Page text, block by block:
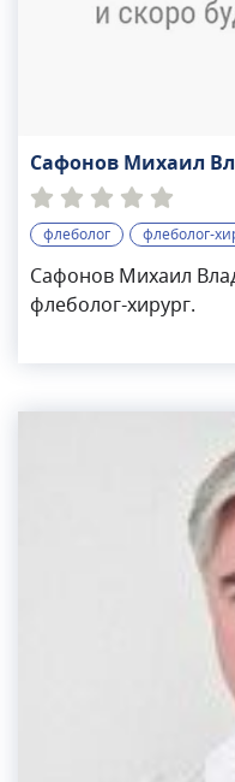
Сафонов Михаил
флеболог флеболог-
Сафонов Михаил
флеболог-хирург.